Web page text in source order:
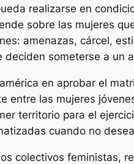
realizarse en
sobre las mujeres
amenazas, cárcel,
someterse a un
en aprobar el
entre las mujeres
territorio para el
cuando no
colectivos feministas,